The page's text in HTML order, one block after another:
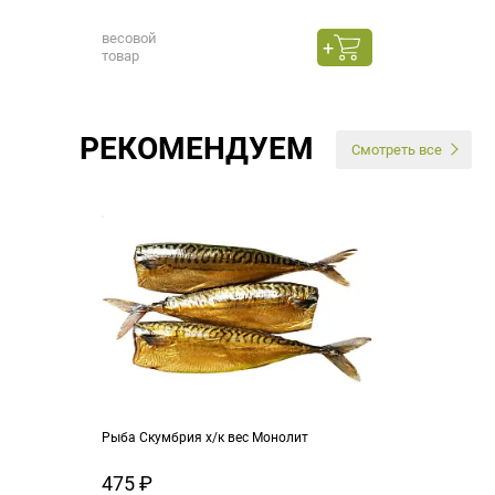
весовой
товар
РЕКОМЕНДУЕМ Смотреть все
Рыба Скумбрия х/к вес Монолит
475 ₽